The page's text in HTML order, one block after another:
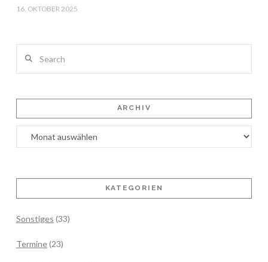
16. OKTOBER 2025
ARCHIV
Archiv
KATEGORIEN
Sonstiges (33)
Termine(23)